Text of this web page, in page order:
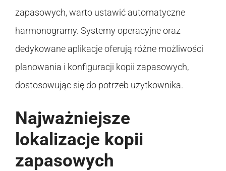
zapasowych, warto ustawić automatyczne
harmonogramy. Systemy operacyjne oraz
dedykowane aplikacje oferują różne możliwości
planowania i konfiguracji kopii zapasowych,
dostosowując się do potrzeb użytkownika.
Najważniejsze
lokalizacje kopii
zapasowych